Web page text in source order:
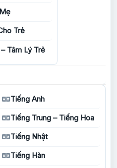
Trẻ
Tâm Lý Trẻ
Tiếng Anh
Tiếng Trung – Tiếng Hoa
Tiếng Nhật
Tiếng Hàn